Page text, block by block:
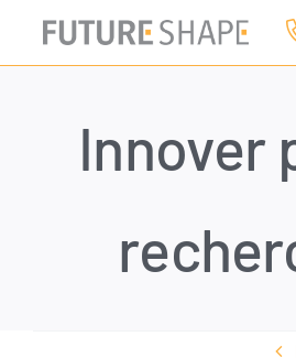
Innover